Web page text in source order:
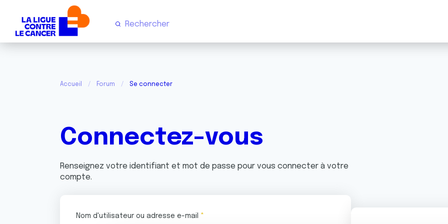
Accueil Forum Se connecter
Connectez-vous
Renseignez votre identifiant et mot de passe pour vous connecter à votre
compte.
Nom d'utilisateur ou adresse e-mail